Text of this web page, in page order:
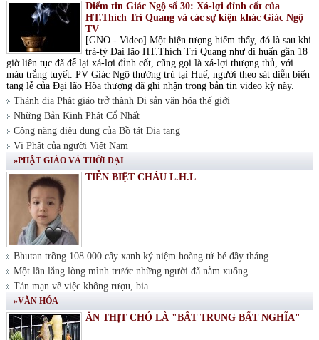
Điểm tin Giác Ngộ số 30: Xá-lợi đỉnh cốt của
HT.Thích Trí Quang và các sự kiện khác Giác Ngộ
TV
[GNO - Video] Một hiện tượng hiếm thấy, đó là sau khi
trà-tỳ Đại lão HT.Thích Trí Quang như di huấn gần 18
giờ liên tục đã để lại xá-lợi đỉnh cốt, cũng gọi là xá-lợi thượng thủ, với
màu trắng tuyết. PV Giác Ngộ thường trú tại Huế, người theo sát diễn biến
tang lễ của Đại lão Hòa thượng đã ghi nhận trong bản tin video kỳ này.
Thánh địa Phật giáo trở thành Di sản văn hóa thế giới
Những Bản Kinh Phật Cổ Nhất
Công năng diệu dụng của Bồ tát Địa tạng
Vị Phật của người Việt Nam
»PHẬT GIÁO VÀ THỜI ĐẠI
TIỄN BIỆT CHÁU L.H.L
Bhutan trồng 108.000 cây xanh kỷ niệm hoàng tử bé đầy tháng
Một lần lắng lòng mình trước những người đã nằm xuống
Tản mạn về việc không rượu, bia
»VĂN HÓA
ĂN THỊT CHÓ LÀ "BẤT TRUNG BẤT NGHĨA"